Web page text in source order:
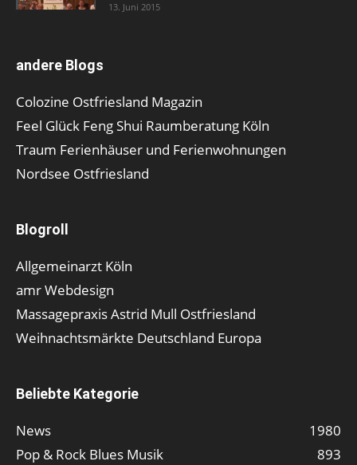
13. Juni 2015
andere Blogs
Colozine Ostfriesland Magazin
Feel Glück Feng Shui Raumberatung Köln
Traum Ferienhäuser und Ferienwohnungen
Nordsee Ostfriesland
Blogroll
Allgemeinarzt Köln
amr Webdesign
Massagepraxis Astrid Mull Ostfriesland
Weihnachtsmärkte Deutschland Europa
Beliebte Kategorie
News
1980
Pop & Rock Blues Musik
893